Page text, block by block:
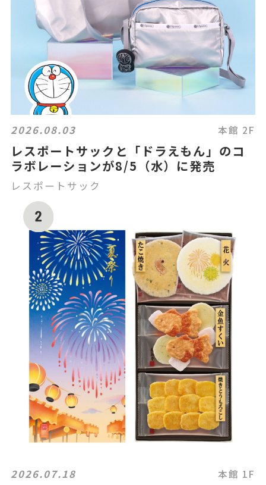
2026.08.03 本館 2F
レスポートサックと「ドラえもん」のコ
ラボレーションが8/5（水）に発売
レスポートサック
2026.07.18 本館 1F